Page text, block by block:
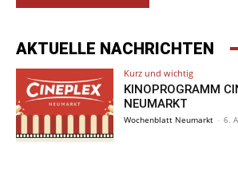
AKTUELLE NACHRICHTEN
Kurz und wichtig
KINOPROGRAMM
NEUMARKT
Wochenblatt Neumarkt - 6.